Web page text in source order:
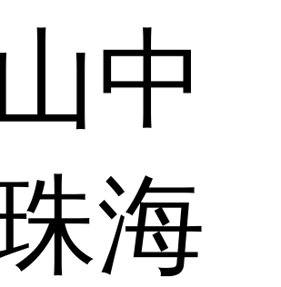
中
海